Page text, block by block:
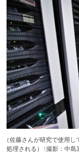
（佐藤さんが研究で使用し
処理される ） 〈撮影：中島